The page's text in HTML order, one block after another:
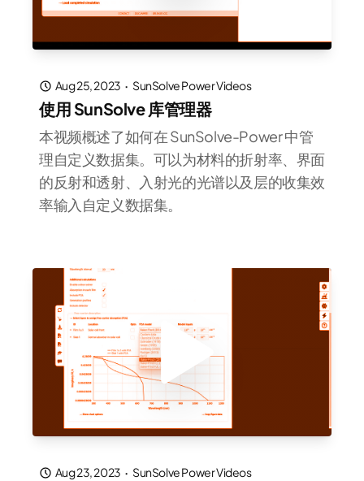
Aug 25, 2023 · SunSolve Power Videos
使用 SunSolve 库管理器
本视频概述了如何在 SunSolve-Power 中管
理自定义数据集。可以为材料的折射率、界面
的反射和透射、入射光的光谱以及层的收集效
率输入自定义数据集。
Aug 23, 2023 · SunSolve Power Videos